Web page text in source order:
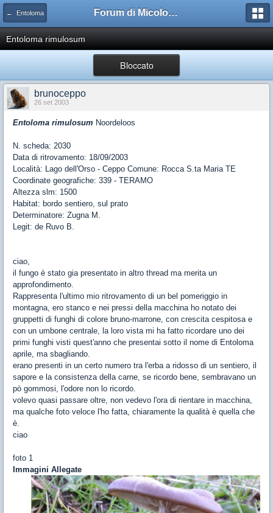
← Entoloma Forum di Micologia AMB Gruppo di Muggia e del Carso
Entoloma rimulosum
Bloccato
brunoceppo
26 set 2003
Entoloma rimulosum Noordeloos
N. scheda: 2030
Data di ritrovamento: 18/09/2003
Località: Lago dell'Orso - Ceppo Comune: Rocca S.ta Maria TE
Coordinate geografiche: 339 - TERAMO
Altezza slm: 1500
Habitat: bordo sentiero, sul prato
Determinatore: Zugna M.
Legit: de Ruvo B.
ciao,
il fungo è stato gia presentato in altro thread ma merita un
approfondimento.
Rappresenta l'ultimo mio ritrovamento di un bel pomeriggio in
montagna, ero stanco e nei pressi della macchina ho notato dei
gruppetti di funghi di colore bruno-marrone, con crescita cespitosa e
con un umbone centrale, la loro vista mi ha fatto ricordare uno dei
primi funghi visti quest'anno che presentai sotto il nome di Entoloma
aprile, ma sbagliando.
erano presenti in un certo numero tra l'erba a ridosso di un sentiero, il
sapore e la consistenza della carne, se ricordo bene, sembravano un
pò gommosi, l'odore non lo ricordo.
volevo quasi passare oltre, non vedevo l'ora di rientare in macchina,
ma qualche foto veloce l'ho fatta, chiaramente la qualità è quella che
è.
ciao
foto 1
Immagini Allegate